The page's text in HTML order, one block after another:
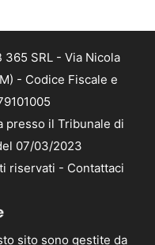
SRL - Via Nicola
- Codice Fiscale e
presso il Tribunale di
07/03/2023
riservati - Contattaci
sito sono gestite da